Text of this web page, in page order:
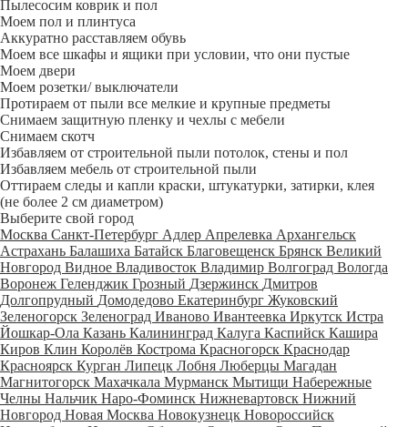
Пылесосим коврик и пол
Моем пол и плинтуса
Аккуратно расставляем обувь
Моем все шкафы и ящики при условии, что они пустые
Моем двери
Моем розетки/ выключатели
Протираем от пыли все мелкие и крупные предметы
Снимаем защитную пленку и чехлы с мебели
Снимаем скотч
Избавляем от строительной пыли потолок, стены и пол
Избавляем мебель от строительной пыли
Оттираем следы и капли краски, штукатурки, затирки, клея
(не более 2 см диаметром)
Выберите свой город
Москва Санкт-Петербург Адлер Апрелевка Архангельск
Астрахань Балашиха Батайск Благовещенск Брянск Великий
Новгород Видное Владивосток Владимир Волгоград Вологда
Воронеж Геленджик Грозный Дзержинск Дмитров
Долгопрудный Домодедово Екатеринбург Жуковский
Зеленогорск Зеленоград Иваново Ивантеевка Иркутск Истра
Йошкар-Ола Казань Калининград Калуга Каспийск Кашира
Киров Клин Королёв Кострома Красногорск Краснодар
Красноярск Курган Липецк Лобня Люберцы Магадан
Магнитогорск Махачкала Мурманск Мытищи Набережные
Челны Нальчик Наро-Фоминск Нижневартовск Нижний
Новгород Новая Москва Новокузнецк Новороссийск